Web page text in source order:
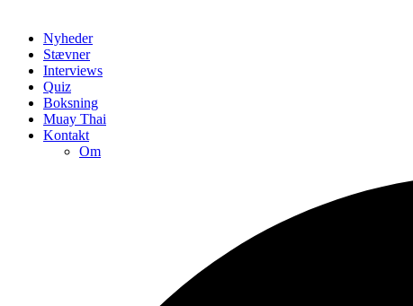
Nyheder
Stævner
Interviews
Quiz
Boksning
Muay Thai
Kontakt
Om